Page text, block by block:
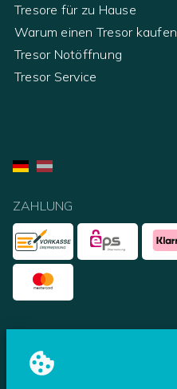
Tresore für zu Hause
Warum einen Tresor kaufen
Tresor Notöffnung
Tresor Service
ZAHLUNG
UNSERE PARTNER